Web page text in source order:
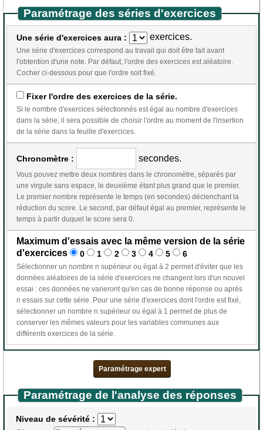
Paramétrage des séries d'exercices
Une série d'exercices aura : exercices.
Une série d'exercices correspond au travail qui doit être fait avant
l'obtention d'une note. Par défaut, l'ordre des exercices est aléatoire.
Cocher ci-dessous pour que l'ordre soit fixé.
Fixer l'ordre des exercices de la série.
Si le nombre d'exercices sélectionnés est égal au nombre d'exercices
dans la série, il sera possible de choisir l'ordre au moment de l'insertion
de la série dans la feuille d'exercices.
Chronomètre : secondes.
Vous pouvez mettre deux nombres dans le chronomètre, séparés par
une virgule sans espace, le deuxième étant plus grand que le premier.
Le premier nombre représente le temps (en secondes) déclenchant la
réduction du score. Le second, par défaut égal au premier, représente le
temps à partir duquel le score sera 0.
Maximum d'essais avec la même version de la série
d'exercices
0 1 2 3 4 5 6
Sélectionner un nombre n supérieur ou égal à 2 permet d'éviter que les
données aléatoires de la série d'exercices ne changent lors d'un nouvel
essai : ces données ne varieront qu'en cas de bonne réponse ou après
n essais sur cette série. Pour une série d'exercices dont l'ordre est fixé,
sélectionner un nombre n supérieur ou égal à 1 permet de plus de
conserver les mêmes valeurs pour les variables communes aux
différents exercices de la série.
Paramétrage expert
Paramétrage de l'analyse des réponses
Niveau de sévérité :